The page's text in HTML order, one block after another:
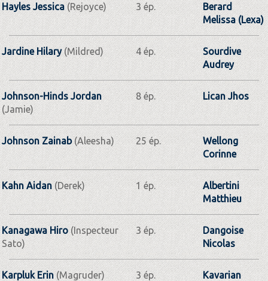
Hayles Jessica(Rejoyce) 3 ép.
Berard
Melissa (Lexa)
Jardine Hilary(Mildred) 4 ép.
Sourdive
Audrey
Johnson-Hinds Jordan
(Jamie)
8 ép. Lican Jhos
Johnson Zainab(Aleesha) 25 ép.
Wellong
Corinne
Kahn Aidan(Derek) 1 ép.
Albertini
Matthieu
Kanagawa Hiro(Inspecteur
Sato)
3 ép.
Dangoise
Nicolas
Karpluk Erin(Magruder) 3 ép.
Kavarian